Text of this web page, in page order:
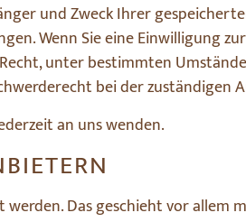
und Zweck Ihrer
Wenn Sie eine Einwilligung
unter bestimmten
bei der zuständigen
an uns wenden.
Das geschieht vor allem